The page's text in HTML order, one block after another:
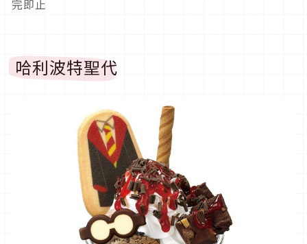
完即止
哈利波特聖代